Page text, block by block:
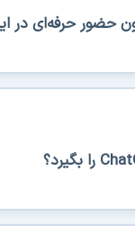
حضور حرفه‌ای در